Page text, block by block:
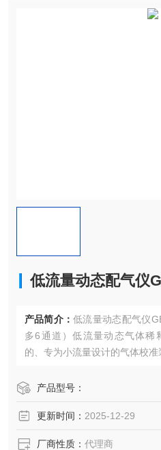
低流量动态配气仪
产品简介： 低流量动态配气仪
多6通道）低流量动态气体稀
的、专为小流量设计的气体校准
产品型号：
更新时间： 2025-12-29
厂商性质： 代理商